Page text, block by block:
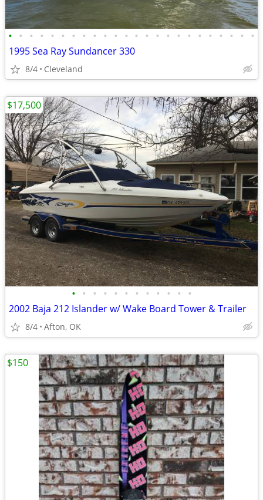
• • • • • • • • • • • • • • • • • • • • • • • •
1995 Sea Ray Sundancer 330
8/4 Cleveland
• • • • • • • • • • • •
2002 Baja 212 Islander w/ Wake Board Tower & Trailer
8/4 Afton, OK
$17,500
$150